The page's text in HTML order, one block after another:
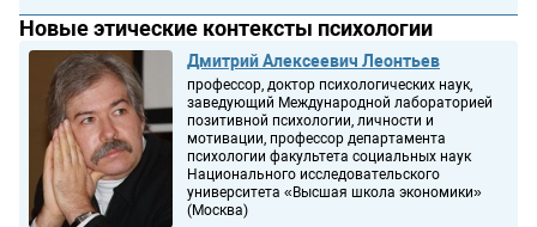
Новые этические контексты психологии
Дмитрий Алексеевич Леонтьев
профессор, доктор психологических наук,
заведующий Международной лабораторией
позитивной психологии, личности и
мотивации, профессор департамента
психологии факультета социальных наук
Национального исследовательского
университета «Высшая школа экономики»
(Москва)